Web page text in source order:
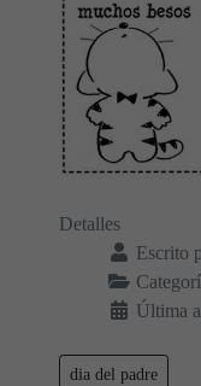
Detalles
Escrito
Última
dia del padre